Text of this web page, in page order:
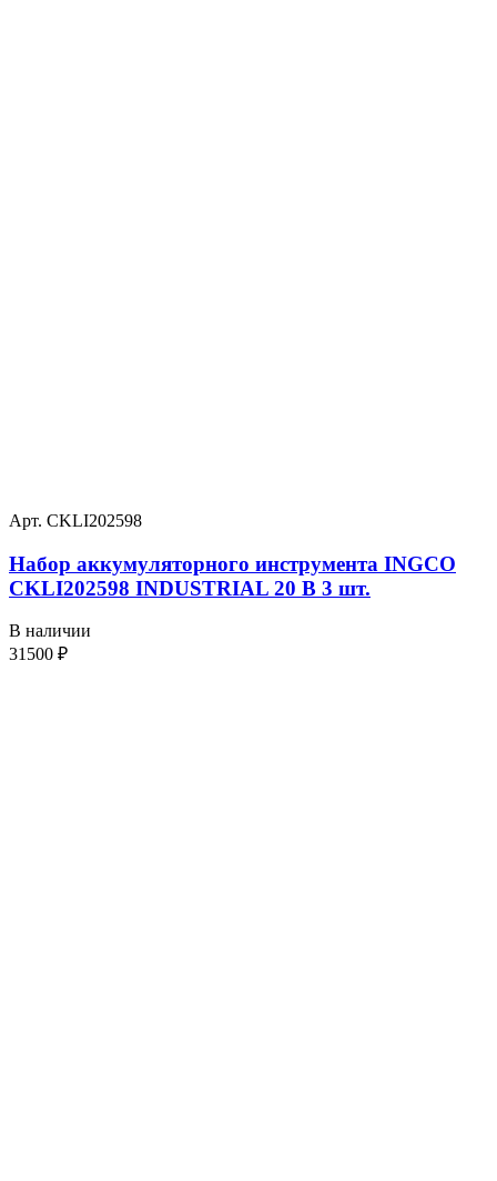
Арт. CKLI202598
Набор аккумуляторного инструмента INGCO
CKLI202598 INDUSTRIAL 20 В 3 шт.
В наличии
31500 ₽